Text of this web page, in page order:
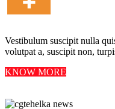
Vestibulum suscipit nulla
volutpat a, suscipit non,
KNOW MORE